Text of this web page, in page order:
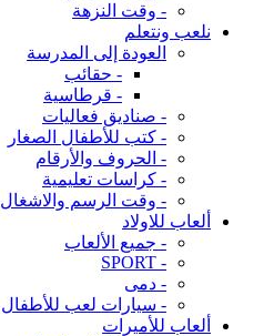
- وقت النزهة
نلعب ونتعلم
العودة إلى المدرسة
- حقائب
- قرطاسية
- صناديق فعاليات
- كتب للأطفال الصغار
- الحروف والأرقام
- كراسات تعليمية
- وقت الرسم والاشغال
ألعاب للاولاد
- جميع الألعاب
- SPORT
- دمى
- سيارات لعب للأطفال
ألعاب للأميرات